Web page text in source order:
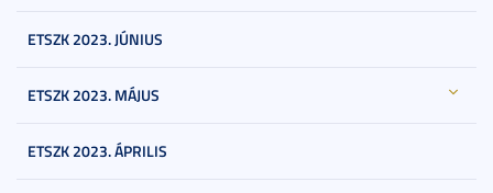
ETSZK 2023. JÚNIUS
ETSZK 2023. MÁJUS
ETSZK 2023. ÁPRILIS